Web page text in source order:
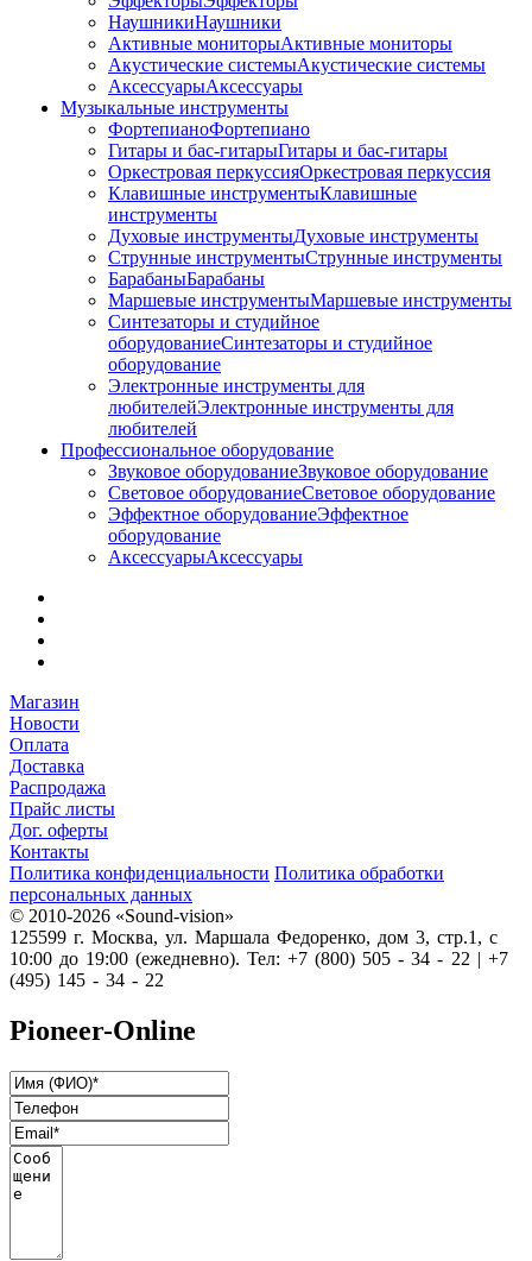
НаушникиНаушники
Активные мониторыАктивные мониторы
Акустические системыАкустические системы
АксессуарыАксессуары
Музыкальные инструменты
ФортепианоФортепиано
Гитары и бас-гитарыГитары и бас-гитары
Оркестровая перкуссияОркестровая перкуссия
Клавишные инструментыКлавишные
инструменты
Духовые инструментыДуховые инструменты
Струнные инструментыСтрунные инструменты
БарабаныБарабаны
Маршевые инструментыМаршевые инструменты
Синтезаторы и студийное
оборудованиеСинтезаторы и студийное
оборудование
Электронные инструменты для
любителейЭлектронные инструменты для
любителей
Профессиональное оборудование
Звуковое оборудованиеЗвуковое оборудование
Световое оборудованиеСветовое оборудование
Эффектное оборудованиеЭффектное
оборудование
АксессуарыАксессуары
Магазин
Новости
Оплата
Доставка
Распродажа
Прайс листы
Дог. оферты
Контакты
Политика конфиденциальности Политика обработки
персональных данных
© 2010-2026 «Sound-vision»
125599 г. Москва, ул. Маршала Федоренко, дом 3, стр.1, с
10:00 до 19:00 (ежедневно). Тел: +7 (800) 505 - 34 - 22 | +7
(495) 145 - 34 - 22
Pioneer-Online